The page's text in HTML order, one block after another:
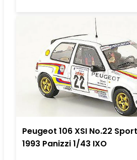
Peugeot 106 XSI No.22
1993 Panizzi 1/43 IXO